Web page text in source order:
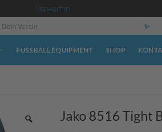
Verwerfen
Dein Verein ✨
FUSSBALL EQUIPMENT SHOP
Jako 8516 Tight